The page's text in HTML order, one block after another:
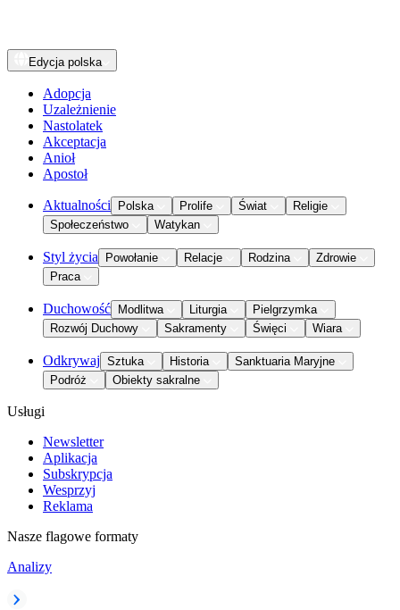
Edycja polska
Adopcja
Uzależnienie
Nastolatek
Akceptacja
Anioł
Apostoł
Aktualności Polska Prolife Świat
Religie
Społeczeństwo
Watykan
Styl życia Powołanie Relacje Rodzina
Zdrowie
Praca
Duchowość Modlitwa Liturgia
Pielgrzymka
Rozwój Duchowy
Sakramenty Święci Wiara
Odkrywaj Sztuka Historia
Sanktuaria Maryjne
Podróż
Obiekty sakralne
Usługi
Newsletter
Aplikacja
Subskrypcja
Wesprzyj
Reklama
Nasze flagowe formaty
Analizy